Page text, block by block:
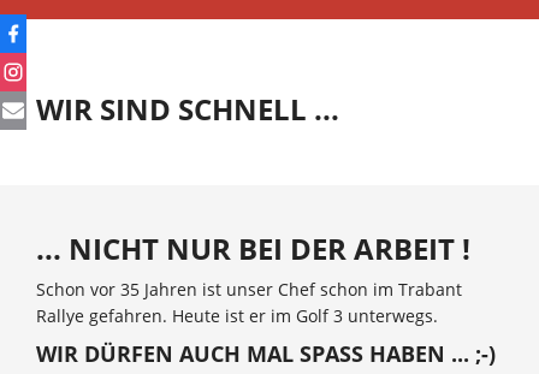
WIR SIND SCHNELL ...
... NICHT NUR BEI DER ARBEIT !
Schon vor 35 Jahren ist unser Chef schon im Trabant
Rallye gefahren. Heute ist er im Golf 3 unterwegs.
WIR DÜRFEN AUCH MAL SPASS HABEN ... ;-)